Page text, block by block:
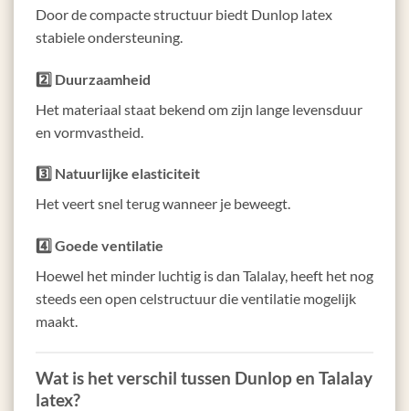
Door de compacte structuur biedt Dunlop latex
stabiele ondersteuning.
2️⃣ Duurzaamheid
Het materiaal staat bekend om zijn lange levensduur
en vormvastheid.
3️⃣ Natuurlijke elasticiteit
Het veert snel terug wanneer je beweegt.
4️⃣ Goede ventilatie
Hoewel het minder luchtig is dan Talalay, heeft het nog
steeds een open celstructuur die ventilatie mogelijk
maakt.
Wat is het verschil tussen Dunlop en Talalay
latex?